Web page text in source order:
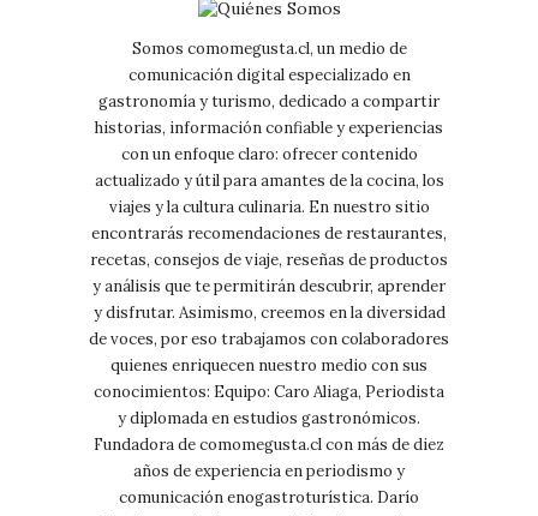
Somos comomegusta.cl, un medio de
comunicación digital especializado en
gastronomía y turismo, dedicado a compartir
historias, información confiable y experiencias
con un enfoque claro: ofrecer contenido
actualizado y útil para amantes de la cocina, los
viajes y la cultura culinaria. En nuestro sitio
encontrarás recomendaciones de restaurantes,
recetas, consejos de viaje, reseñas de productos
y análisis que te permitirán descubrir, aprender
y disfrutar. Asimismo, creemos en la diversidad
de voces, por eso trabajamos con colaboradores
quienes enriquecen nuestro medio con sus
conocimientos: Equipo: Caro Aliaga, Periodista
y diplomada en estudios gastronómicos.
Fundadora de comomegusta.cl con más de diez
años de experiencia en periodismo y
comunicación enogastroturística. Darío